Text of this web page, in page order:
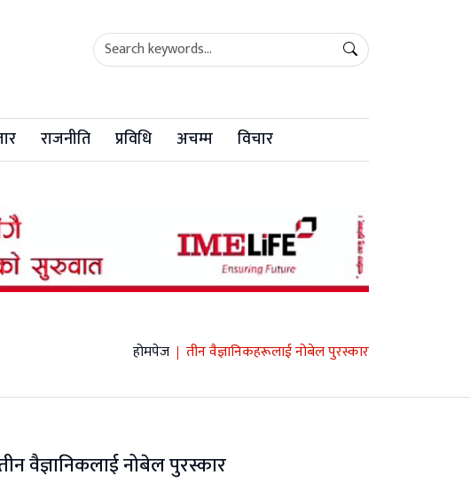
राजनीति प्रविधि अचम्म विचार
होमपेज तीन वैज्ञानिकहरूलाई नोबेल पुरस्कार
वैज्ञानिकलाई नोबेल पुरस्कार